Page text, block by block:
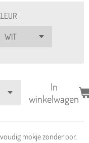
In
winkelwagen
mokje zonder oor,